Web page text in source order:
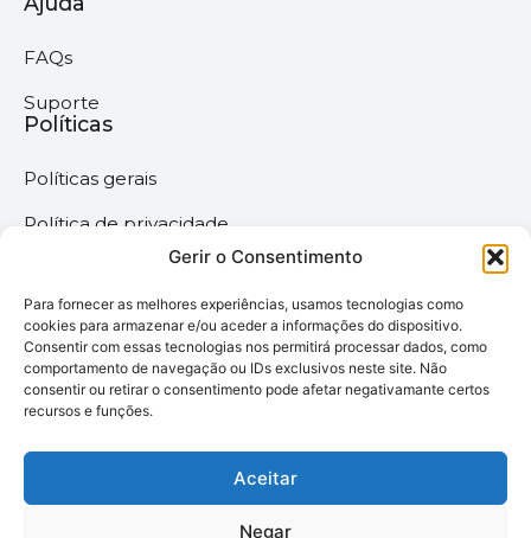
Gerir o Consentimento
Para fornecer as melhores experiências, usamos tecnologias como
cookies para armazenar e/ou aceder a informações do dispositivo.
Consentir com essas tecnologias nos permitirá processar dados, como
comportamento de navegação ou IDs exclusivos neste site. Não
consentir ou retirar o consentimento pode afetar negativamante certos
recursos e funções.
Aceitar
Negar
FAQs
Suporte
Políticas
Políticas gerais
Política de privacidade
Termos & Condições
Política de cookies
Megaimprime © 2025 |
Todos os Direitos